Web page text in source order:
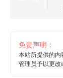
免责声明：
本站所提供的
管理员予以更改